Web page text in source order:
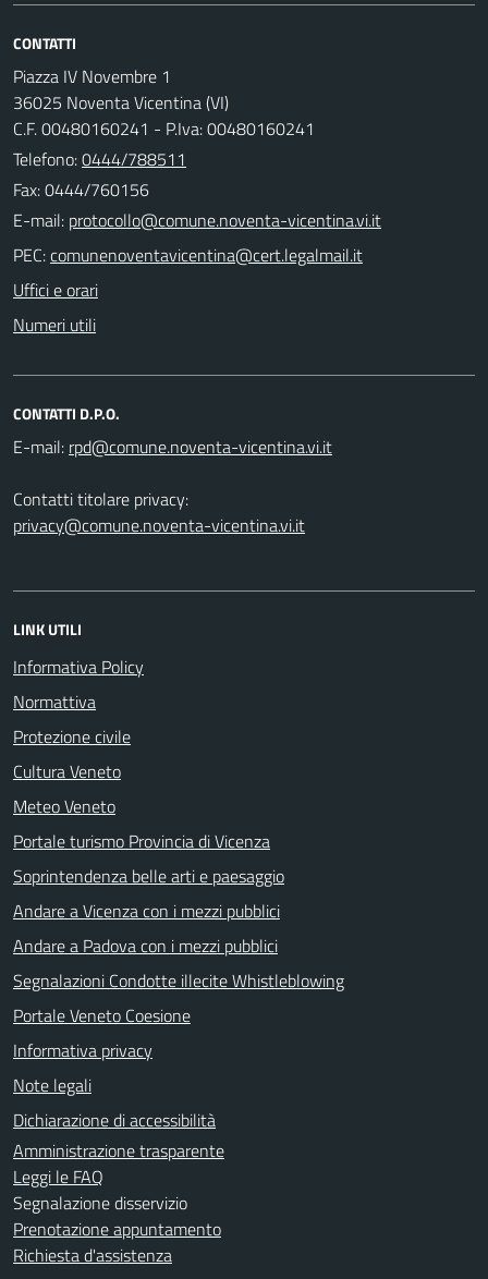
CONTATTI
Piazza IV Novembre 1
36025 Noventa Vicentina (VI)
C.F. 00480160241 - P.Iva: 00480160241
Telefono:0444/788511
Fax: 0444/760156
E-mail:
PEC:
Uffici e orari
Numeri utili
CONTATTI D.P.O.
E-mail:
Contatti titolare privacy:
privacy@comune.noventa-vicentina.vi.it
LINK UTILI
Informativa Policy
Normattiva
Protezione civile
Cultura Veneto
Meteo Veneto
Portale turismo Provincia di Vicenza
Soprintendenza belle arti e paesaggio
Andare a Vicenza con i mezzi pubblici
Andare a Padova con i mezzi pubblici
Segnalazioni Condotte illecite Whistleblowing
Portale Veneto Coesione
Informativa privacy
Note legali
Dichiarazione di accessibilità
Amministrazione trasparente
Leggi le FAQ
Segnalazione disservizio
Prenotazione appuntamento
Richiesta d'assistenza